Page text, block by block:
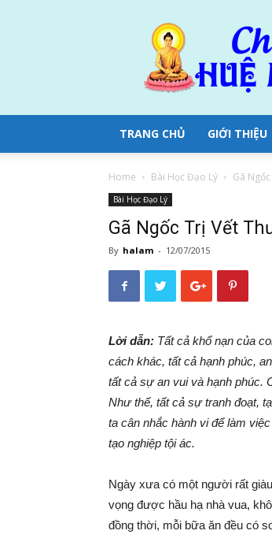
Chùa
Huệ
Minh
TRANG CHỦ GIỚI THIỆU
Home Bài Học Đạo Lý Gã
Bài Học Đạo Lý
Gã Ngốc Trị Vết
By halam - 12/07/2015
Lời dẫn: Tất cả khổ nạn của
cách khác, tất cả hạnh phúc,
tất cả sự an vui và hạnh phúc.
Như thế, tất cả sự tranh đoạt,
ta cân nhắc hành vi để làm
tạo nghiệp tội ác.
Ngày xưa có một người rất
vọng được hầu hạ nhà vua,
đồng thời, mỗi bữa ăn đều có